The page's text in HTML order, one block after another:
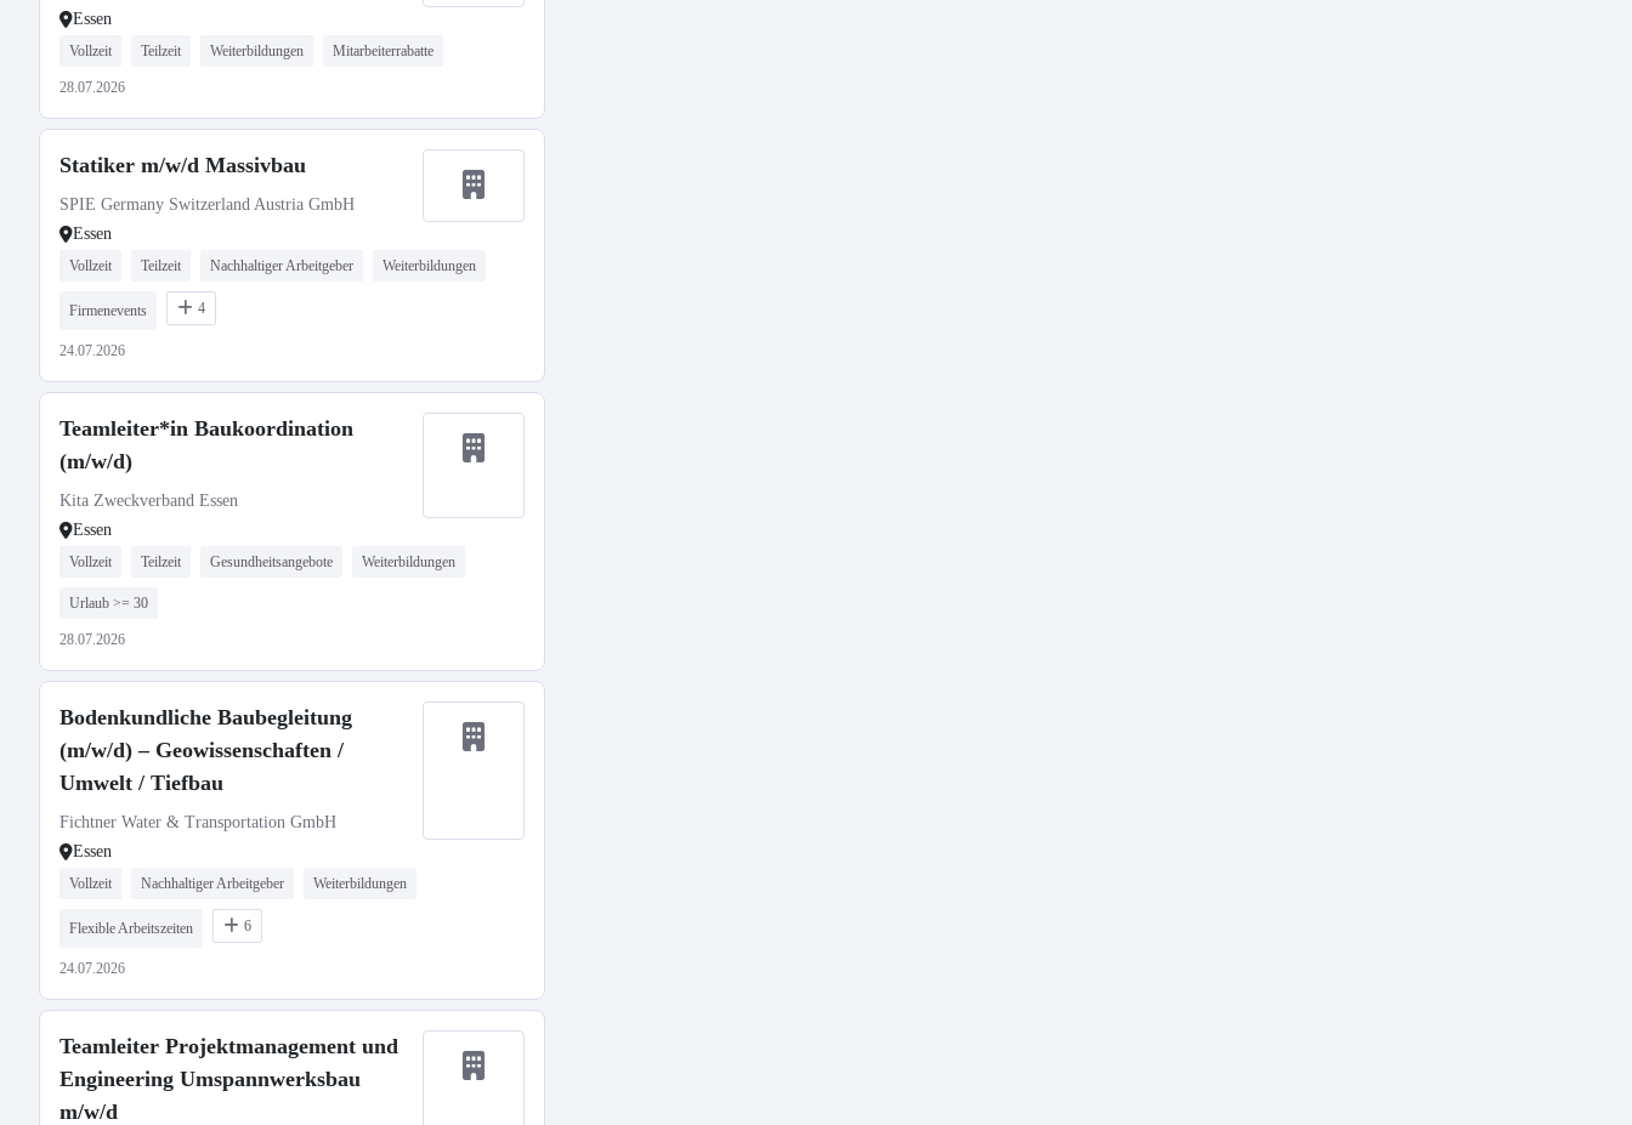
Essen
Vollzeit Teilzeit Weiterbildungen Mitarbeiterrabatte
28.07.2026
Statiker m/w/d Massivbau
SPIE Germany Switzerland Austria GmbH
Essen
Vollzeit Teilzeit Nachhaltiger Arbeitgeber Weiterbildungen
Firmenevents 4
24.07.2026
Teamleiter*in Baukoordination
(m/w/d)
Kita Zweckverband Essen
Essen
Vollzeit Teilzeit Gesundheitsangebote Weiterbildungen
Urlaub >= 30
28.07.2026
Bodenkundliche Baubegleitung
(m/w/d) – Geowissenschaften /
Umwelt / Tiefbau
Fichtner Water & Transportation GmbH
Essen
Vollzeit Nachhaltiger Arbeitgeber Weiterbildungen
Flexible Arbeitszeiten 6
24.07.2026
Teamleiter Projektmanagement und
Engineering Umspannwerksbau
m/w/d